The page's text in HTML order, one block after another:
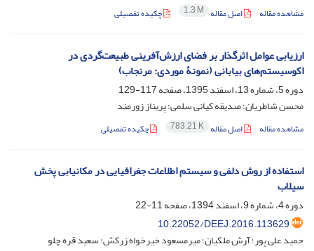
مشاهده مقاله اصل مقاله 1.3 M چکیده تفصیلی
ارزیابی عوامل اثر‌گذار بر فضای ارزش‌آفرینی طبیعت‌گردی در
اکوسیستم‌های بیابانی (نمونۀ موردی: مرنجاب)
دوره 5، شماره 13، اسفند 1395، صفحه
117-129
محسن شاطریان؛ صدیقه کیانی سلمی؛ پریناز زورمند
مشاهده مقاله اصل مقاله 783.21 K چکیده تفصیلی
استفاده از روش دلفی و سیستم اطلاعات جغرافیایی در مکانیابی پخش
سیلاب
دوره 4، شماره 9، اسفند 1394، صفحه
11-22
‎10.22052/DEEJ.2016.113629
حمید علی پور؛ آرش ملکیان؛ میرمسعود خیرخواه زرکش؛ سعید قره چلو